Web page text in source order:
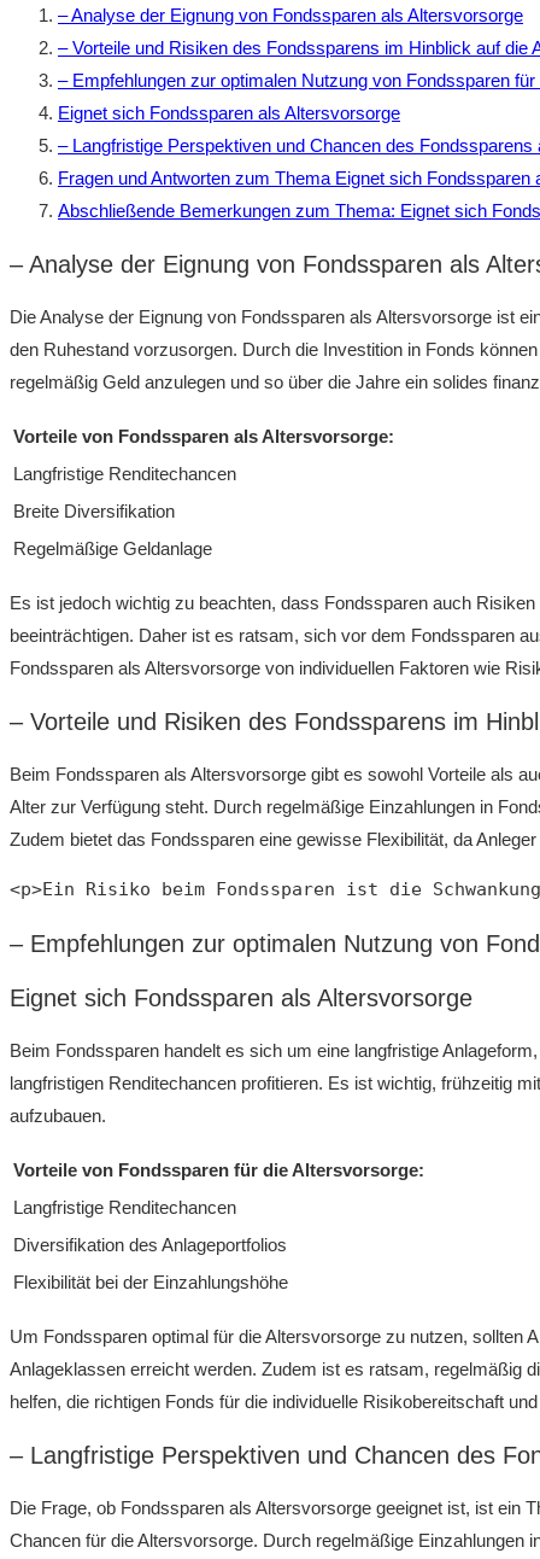
– Analyse ⁣der Eignung von⁤ Fondssparen‍ als‌ Altersvorsorge
– Vorteile und Risiken des Fondssparens ⁤im Hinblick ‌auf die
– Empfehlungen zur optimalen Nutzung von‌ Fondssparen
Eignet⁣ sich Fondssparen als⁢ Altersvorsorge
– Langfristige Perspektiven und Chancen des Fondssparens​
Fragen und Antworten zum​ Thema⁢ Eignet sich ⁤Fondssparen
Abschließende⁢ Bemerkungen zum Thema: Eignet sich
– Analyse ⁣der Eignung von⁤ Fondssparen‍ als‌
Die Analyse der Eignung von Fondssparen‍ als Altersvorsorge ist
den‌ Ruhestand‍ vorzusorgen. Durch die ⁤Investition‌ in​ Fonds⁢
regelmäßig Geld anzulegen⁢ und so über die Jahre ein solides
Vorteile von Fondssparen als Altersvorsorge:
Langfristige Renditechancen
Breite Diversifikation
Regelmäßige Geldanlage
Es ist ​jedoch wichtig zu beachten, dass‌ Fondssparen auch
beeinträchtigen. Daher ist es ratsam, sich ⁤vor dem Fondssparen
Fondssparen als Altersvorsorge von individuellen ‍Faktoren wie
– Vorteile und Risiken des Fondssparens ⁤im
Beim Fondssparen​ als Altersvorsorge gibt ‌es sowohl Vorteile als​
‌Alter zur Verfügung steht. Durch regelmäßige Einzahlungen in
Zudem bietet das Fondssparen ‌eine gewisse​ Flexibilität, da
<p>Ein Risiko beim Fondssparen ist die
– Empfehlungen zur optimalen Nutzung von‌
Eignet⁣ sich Fondssparen als⁢ Altersvorsorge
Beim Fondssparen handelt es ⁢sich um eine langfristige
langfristigen Renditechancen profitieren. Es ist wichtig, ‌frühzeitig
aufzubauen.
Vorteile von Fondssparen⁤ für die⁣ Altersvorsorge:
Langfristige Renditechancen
Diversifikation des Anlageportfolios
Flexibilität bei der Einzahlungshöhe
Um Fondssparen optimal für‌ die Altersvorsorge ⁣zu nutzen, sollten
‌Anlageklassen erreicht werden. Zudem ist es⁣ ratsam, regelmäßig
helfen, die ⁣richtigen ‌Fonds‌ für die individuelle Risikobereitschaft
– Langfristige Perspektiven und Chancen des
Die Frage, ob Fondssparen als​ Altersvorsorge geeignet ist, ist ein
Chancen für die Altersvorsorge. Durch regelmäßige Einzahlungen